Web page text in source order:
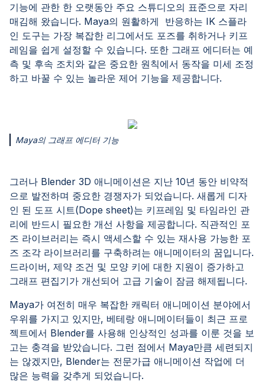
기능에 관한 한 오랫동안 주요 스튜디오의 표준으로 자리
매김해 왔습니다. Maya의 원활하게 반응하는 IK 스플라
인 도구는 가장 복잡한 리그에서도 포즈를 취하거나 키프
레임을 쉽게 설정할 수 있습니다. 또한 그래프 에디터는 예
측 및 후속 조치와 같은 중요한 원칙에서 동작을 미세 조정
하고 바꿀 수 있는 놀라운 제어 기능을 제공합니다.
Maya의 그래프 에디터 기능
그러나 Blender 3D 애니메이션은 지난 10년 동안 비약적
으로 발전하며 중요한 경쟁자가 되었습니다. 새롭게 디자
인 된 도프 시트(Dope sheet)는 키프레임 및 타임라인 관
리에 반드시 필요한 개선 사항을 제공합니다. 직관적인 포
즈 라이브러리는 즉시 액세스할 수 있는 재사용 가능한 포
즈 조각 라이브러리를 구축하려는 애니메이터의 꿈입니다.
드라이버, 제약 조건 및 모양 키에 대한 지원이 증가하고
그래프 편집기가 개선되어 고급 기술이 잠금 해제됩니다.
Maya가 여전히 매우 복잡한 캐릭터 애니메이션 분야에서
우위를 가지고 있지만, 베테랑 애니메이터들이 최근 프로
젝트에서 Blender를 사용해 인상적인 성과를 이룬 것을 보
고는 충격을 받았습니다. 그런 점에서 Maya만큼 세련되지
는 않겠지만, Blender는 전문가급 애니메이션 작업에 더
많은 능력을 갖추게 되었습니다.